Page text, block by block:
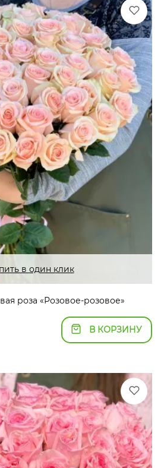
в один клик
роза «Розовое-розовое»
В КОРЗИНУ